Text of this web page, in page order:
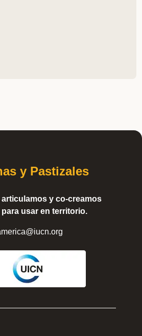
y Pastizales
articulamos y co-creamos
usar en territorio.